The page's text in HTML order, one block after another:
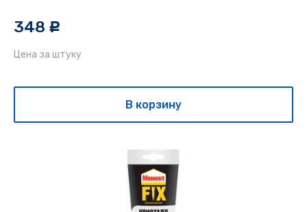
348 c
Цена за штуку
В корзину